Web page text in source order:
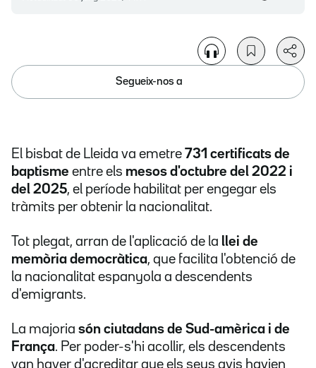
Segueix-nos a
El bisbat de Lleida va emetre 731 certificats de
baptisme entre els mesos d'octubre del 2022 i
del 2025, el període habilitat per engegar els
tràmits per obtenir la nacionalitat.
Tot plegat, arran de l'aplicació de la llei de
memòria democràtica, que facilita l'obtenció de
la nacionalitat espanyola a descendents
d'emigrants.
La majoria són ciutadans de Sud-amèrica i de
França. Per poder-s'hi acollir, els descendents
van haver d'acreditar que els seus avis havien